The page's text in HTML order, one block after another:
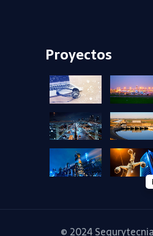
Proyectos
+
+
+
© 2024